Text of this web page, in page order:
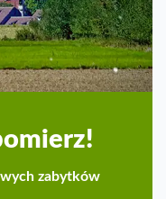
zabytków